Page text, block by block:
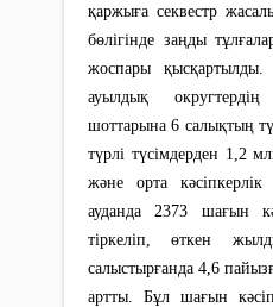
қаржыға секвестр
бөлігінде заңды
жоспары
ауылдық
шоттарына 6 салықтың
түрлі түсімдерден 1,2
және орта
ауданда 2373 шағын
тіркеліп, өткен
салыстырғанда 4,6
артты. Бұл шағын